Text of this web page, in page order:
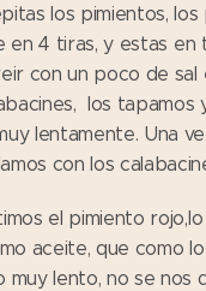
los pimientos, los
en 4 tiras, y estas en
con un poco de sal
los tapamos
lentamente. Una
con los
el pimiento rojo,lo
aceite, que como
muy lento, no se nos